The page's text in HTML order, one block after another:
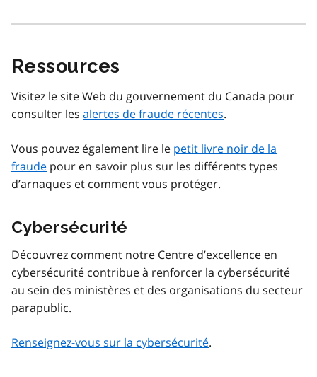
Ressources
Visitez le site Web du gouvernement du Canada pour
consulter les alertes de fraude récentes.
Vous pouvez également lire le petit livre noir de la
fraude pour en savoir plus sur les différents types
d’arnaques et comment vous protéger.
Cybersécurité
Découvrez comment notre Centre d’excellence en
cybersécurité contribue à renforcer la cybersécurité
au sein des ministères et des organisations du secteur
parapublic.
Renseignez-vous sur la cybersécurité.